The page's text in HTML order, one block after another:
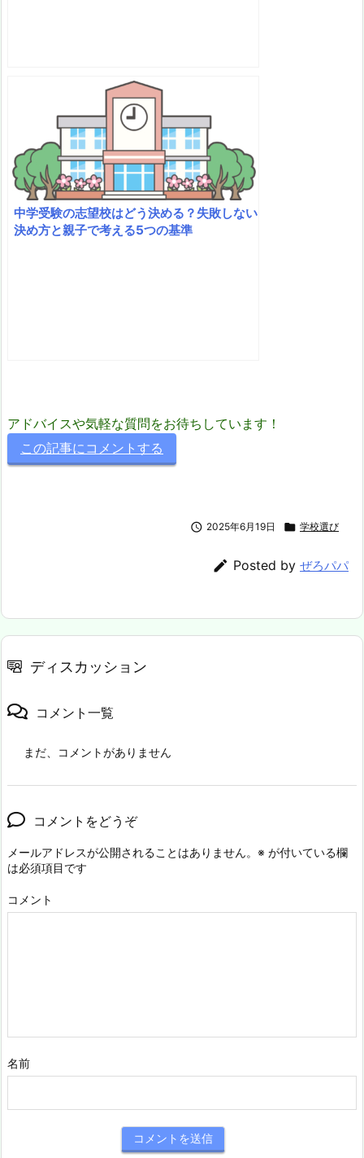
中学受験の志望校はどう決める？失敗しない
決め方と親子で考える5つの基準
アドバイスや気軽な質問をお待ちしています！
この記事にコメントする
 2025年6月19日  学校選び
 Posted by ぜろパパ
ディスカッション
コメント一覧
まだ、コメントがありません
コメントをどうぞ
メールアドレスが公開されることはありません。 ※ が付いている欄
は必須項目です
コメント
名前